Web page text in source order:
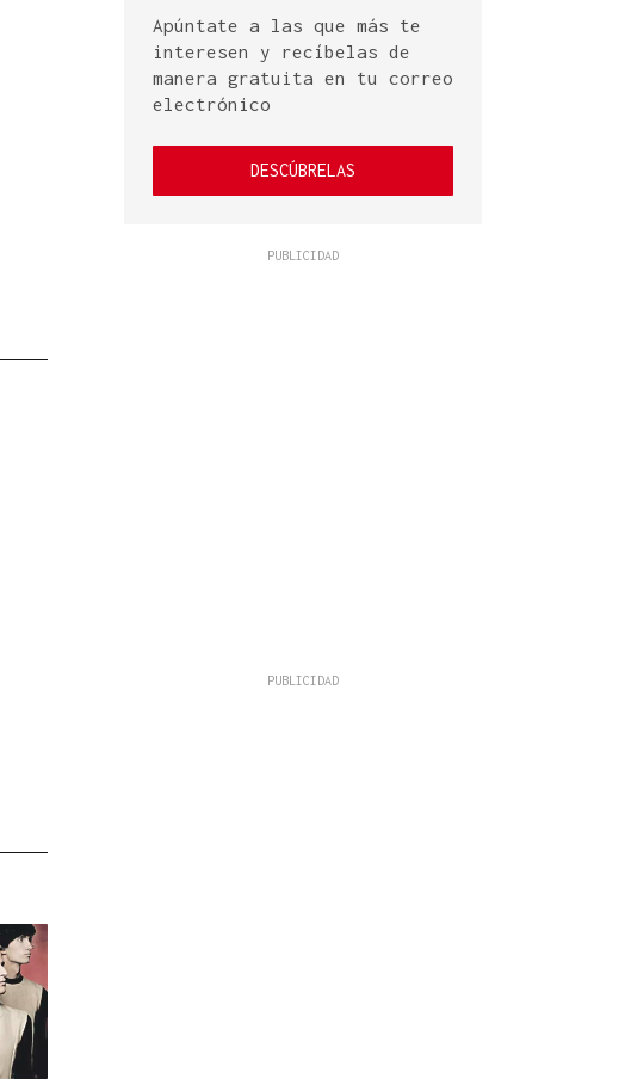
Apúntate a las que más te
interesen y recíbelas de
manera gratuita en tu correo
electrónico
DESCÚBRELAS